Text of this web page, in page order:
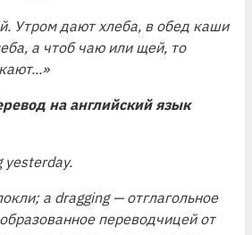
Утром дают хлеба, в обед каши
а чтоб чаю или щей, то
на английский язык
yesterday.
a dragging — отглагольное
переводчицей от